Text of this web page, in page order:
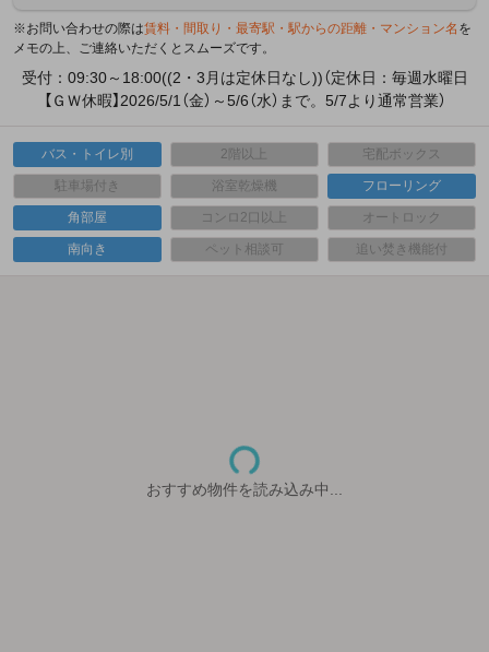
※お問い合わせの際は賃料・間取り・最寄駅・駅からの距離・マンション名 を
メモの上、ご連絡いただくとスムーズです。
受付：09:30～18:00((2・3月は定休日なし))（定休日：毎週水曜日
【ＧＷ休暇】2026/5/1（金）～5/6（水）まで。5/7より通常営業）
バス・トイレ別 2階以上 宅配ボックス
駐車場付き 浴室乾燥機 フローリング
角部屋 コンロ2口以上 オートロック
南向き ペット相談可 追い焚き機能付
おすすめ物件を読み込み中...